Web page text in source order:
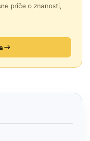
priče o znanosti,